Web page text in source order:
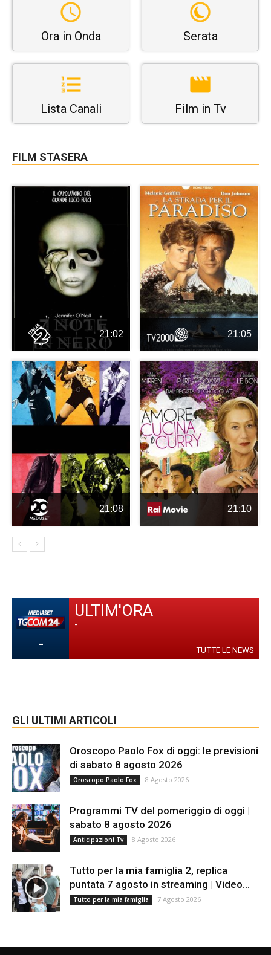
Ora in Onda Serata
Lista Canali Film in Tv
FILM STASERA
21:02 21:05
21:08 21:10
-
ULTIM'ORA
-
TUTTE LE NEWS
GLI ULTIMI ARTICOLI
Oroscopo Paolo Fox di oggi: le previsioni
di sabato 8 agosto 2026
Oroscopo Paolo Fox 8 Agosto 2026
Programmi TV del pomeriggio di oggi |
sabato 8 agosto 2026
Anticipazioni Tv 8 Agosto 2026
Tutto per la mia famiglia 2, replica
puntata 7 agosto in streaming | Video...
Tutto per la mia famiglia 7 Agosto 2026